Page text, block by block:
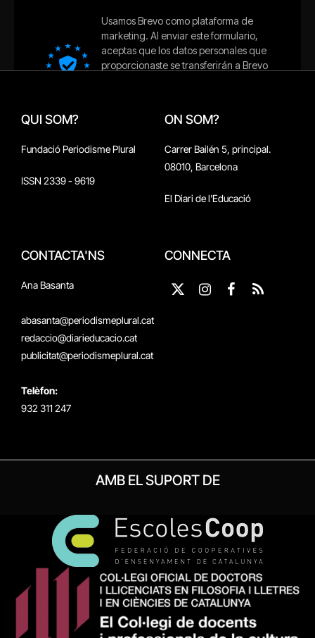
QUI SOM?
Fundació Periodisme Plural
ISSN 2339 - 9619
ON SOM?
Carrer Bailén 5, principal.
08010, Barcelona
El Diari de l'Educació
CONTACTA'NS
Ana Basanta
abasanta@periodismeplural.cat
redaccio@diarieducacio.cat
publicitat@periodismeplural.cat
Telèfon:
932 311 247
CONNECTA
X
Instagram
Facebook
RSS
AMB EL SUPORT DE